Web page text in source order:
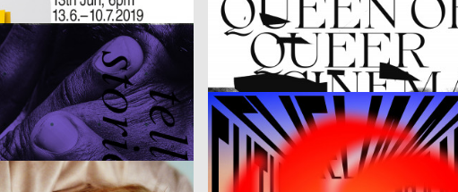
& Interaktion CH
2019
19/20
Claudiabasel Grafik & Interaktion
Swim City
& Interaktion CH
2019
Studio Mark Bohle, Kormann Raffael D
Tonight at Merlin
2019
Bene Rohlmann